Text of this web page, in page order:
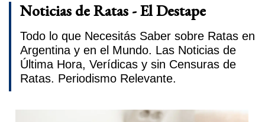
Noticias de Ratas - El Destape
Todo lo que Necesitás Saber sobre Ratas en
Argentina y en el Mundo. Las Noticias de
Última Hora, Verídicas y sin Censuras de
Ratas. Periodismo Relevante.